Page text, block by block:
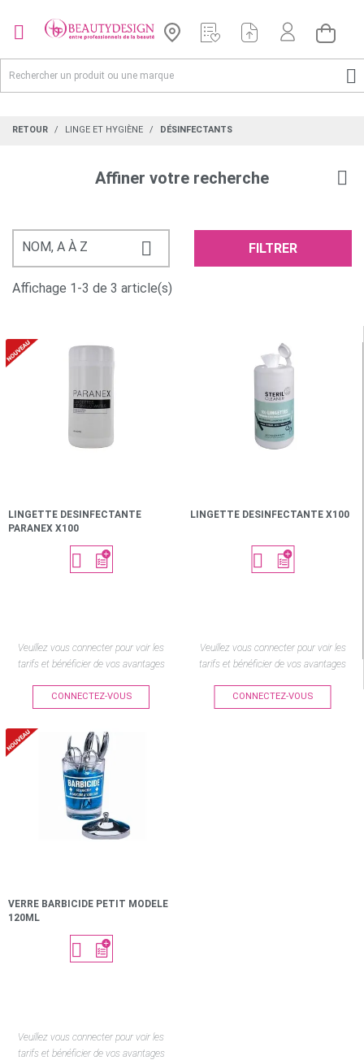


RETOUR LINGE ET HYGIÈNE DÉSINFECTANTS
Affiner votre recherche
NOM, A À Z  FILTRER
Affichage 1-3 de 3 article(s)
LINGETTE DESINFECTANTE
PARANEX X100

Veuillez vous connecter pour voir les
tarifs et bénéficier de vos avantages
CONNECTEZ-VOUS
LINGETTE DESINFECTANTE X100

Veuillez vous connecter pour voir les
tarifs et bénéficier de vos avantages
CONNECTEZ-VOUS
VERRE BARBICIDE PETIT MODELE
120ML

Veuillez vous connecter pour voir les
tarifs et bénéficier de vos avantages